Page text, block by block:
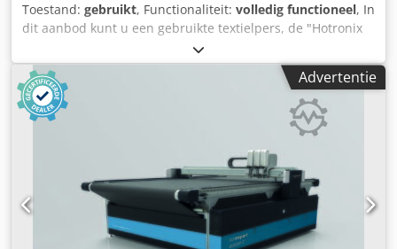
Toestand: gebruikt, Functionaliteit: volledig functioneel, In
dit aanbod kunt u een gebruikte textielpers, de "Hotronix
Thermal Transfer Press XRF", kopen. Onderwerp van
verkoop: 1x Hotronix Thermal Transfer Press XRF met de
volgende uitrusting: inclusief compressor Staat: Dit
aanbod betreft een gebruikt apparaat, dat mogelijk
gebruikssporen vertoont (kleine krassen of verkleuringen).
Het apparaat is getest en functioneert naar behoren.
Verpakking en verzending: U kunt het apparaat tijdens
onze openingstijden komen bekijken. Maak hiervoor een
afspraak! Een zeewaardige verpakking en wereldwijde
verzending zijn op aanvraag mogelijk! Credpfjzpwzusx Ap
Hsf Voor verzending of afhalen wordt een functionele test
Advertentie